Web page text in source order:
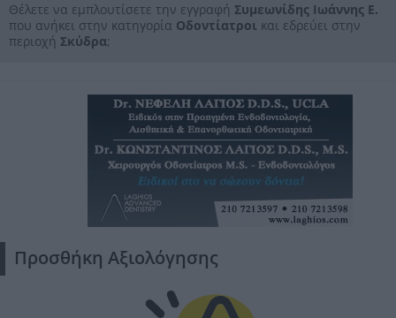
Θέλετε να εμπλουτίσετε την εγγραφή Συμεωνίδης Ιωάννης Ε.
που ανήκει στην κατηγορία Οδοντίατροι και εδρεύει στην
περιοχή Σκύδρα;
Προσθήκη Αξιολόγησης